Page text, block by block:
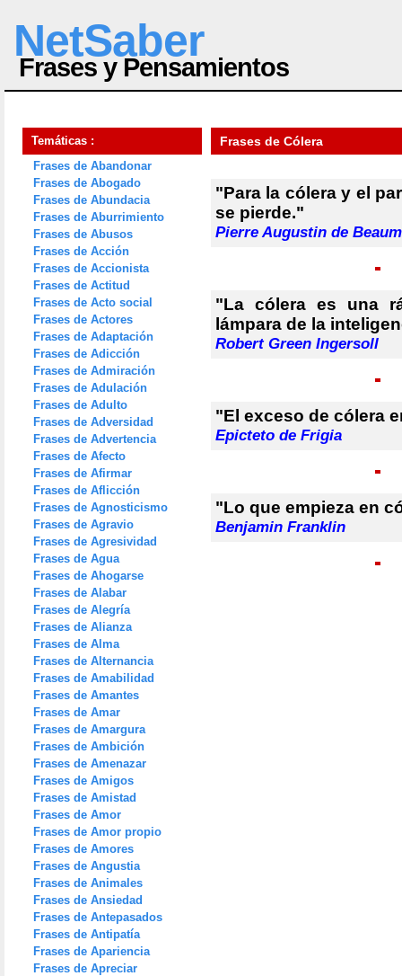
NetSaber
Frases y Pensamientos
Temáticas :
Frases de Abandonar
Frases de Abogado
Frases de Abundacia
Frases de Aburrimiento
Frases de Abusos
Frases de Acción
Frases de Accionista
Frases de Actitud
Frases de Acto social
Frases de Actores
Frases de Adaptación
Frases de Adicción
Frases de Admiración
Frases de Adulación
Frases de Adulto
Frases de Adversidad
Frases de Advertencia
Frases de Afecto
Frases de Afirmar
Frases de Aflicción
Frases de Agnosticismo
Frases de Agravio
Frases de Agresividad
Frases de Agua
Frases de Ahogarse
Frases de Alabar
Frases de Alegría
Frases de Alianza
Frases de Alma
Frases de Alternancia
Frases de Amabilidad
Frases de Amantes
Frases de Amar
Frases de Amargura
Frases de Ambición
Frases de Amenazar
Frases de Amigos
Frases de Amistad
Frases de Amor
Frases de Amor propio
Frases de Amores
Frases de Angustia
Frases de Animales
Frases de Ansiedad
Frases de Antepasados
Frases de Antipatía
Frases de Apariencia
Frases de Apreciar
Frases de Cólera
"Para la cólera y el
se pierde."
Pierre Augustin de
"La cólera es una
lámpara de la
Robert Green Ingersoll
"El exceso de cólera
Epicteto de Frigia
"Lo que empieza en
Benjamin Franklin